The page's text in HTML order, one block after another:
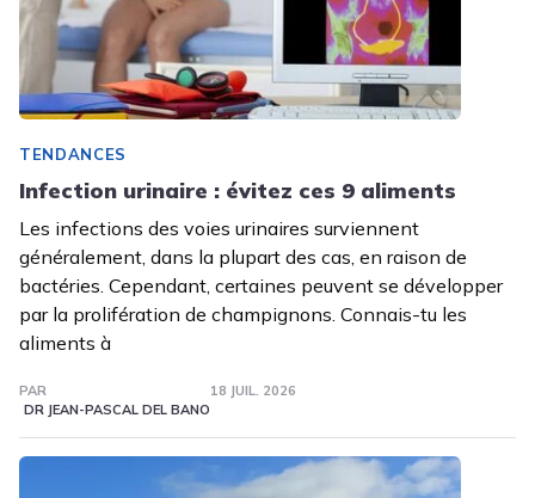
TENDANCES
Infection urinaire : évitez ces 9 aliments
Les infections des voies urinaires surviennent
généralement, dans la plupart des cas, en raison de
bactéries. Cependant, certaines peuvent se développer
par la prolifération de champignons. Connais-tu les
aliments à
PAR
DR JEAN-PASCAL DEL BANO
18 JUIL. 2026